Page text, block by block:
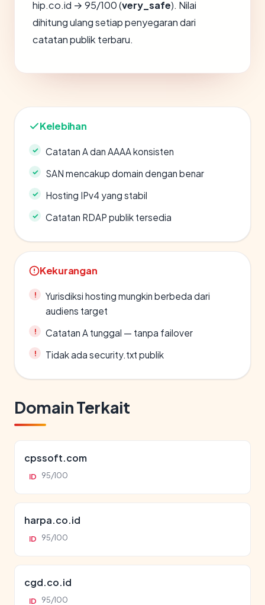
hip.co.id → 95/100 (very_safe). Nilai
dihitung ulang setiap penyegaran dari
catatan publik terbaru.
Kelebihan
Catatan A dan AAAA konsisten
SAN mencakup domain dengan benar
Hosting IPv4 yang stabil
Catatan RDAP publik tersedia
Kekurangan
Yurisdiksi hosting mungkin berbeda dari
audiens target
Catatan A tunggal — tanpa failover
Tidak ada security.txt publik
Domain Terkait
cpssoft.com
ID 95/100
harpa.co.id
ID 95/100
cgd.co.id
ID 95/100